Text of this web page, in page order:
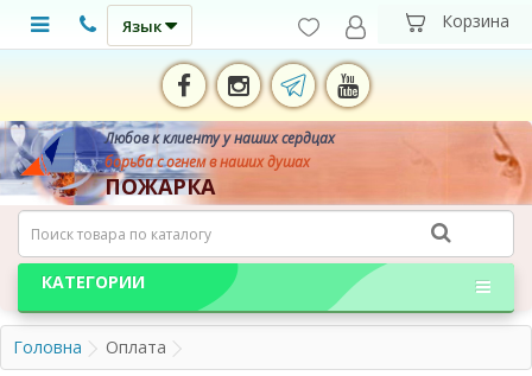
Язык
Любов к клиенту у наших сердцах
борьба с огнем в наших душах
ПОЖАРКА
КАТЕГОРИИ
Головна Оплата